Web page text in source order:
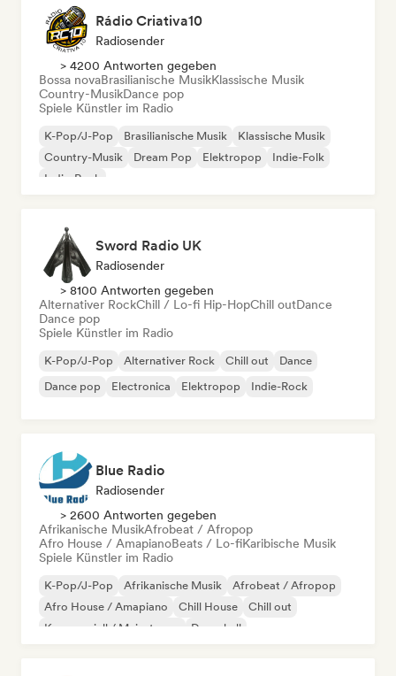
Rádio Criativa10
Radiosender
> 4200 Antworten gegeben
Bossa novaBrasilianische MusikKlassische Musik
Country-MusikDance pop
Spiele Künstler im Radio
K-Pop/J-Pop Brasilianische Musik
Klassische Musik
Country-Musik
Dream Pop Elektropop
Indie-Folk
Indie-Rock
Sword Radio UK
Radiosender
> 8100 Antworten gegeben
Alternativer RockChill / Lo-fi Hip-HopChill outDance
Dance pop
Spiele Künstler im Radio
K-Pop/J-Pop Alternativer Rock Chill out
Dance
Dance pop
Electronica Elektropop Indie-Rock
Blue Radio
Radiosender
> 2600 Antworten gegeben
Afrikanische MusikAfrobeat / Afropop
Afro House / AmapianoBeats / Lo-fiKaribische Musik
Spiele Künstler im Radio
K-Pop/J-Pop Afrikanische Musik
Afrobeat / Afropop
Afro House / Amapiano
Chill House
Chill out
Kommerziell / Mainstream
Dancehall